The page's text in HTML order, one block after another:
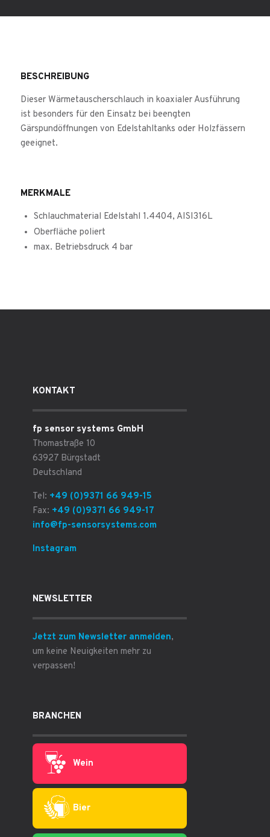
BESCHREIBUNG
Dieser Wärmetauscherschlauch in koaxialer Ausführung
ist besonders für den Einsatz bei beengten
Gärspundöffnungen von Edelstahltanks oder Holzfässern
geeignet.
MERKMALE
Schlauchmaterial Edelstahl 1.4404, AISI316L
Oberfläche poliert
max. Betriebsdruck 4 bar
KONTAKT
fp sensor systems GmbH
Thomastraße 10
63927 Bürgstadt
Deutschland
Tel: +49 (0)9371 66 949-15
Fax: +49 (0)9371 66 949-17
info@fp-sensorsystems.com
Instagram
NEWSLETTER
Jetzt zum Newsletter anmelden,
um keine Neuigkeiten mehr zu
verpassen!
BRANCHEN
Wein
Bier